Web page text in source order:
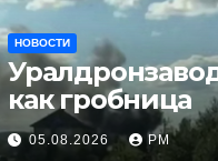
НОВОСТИ
как гробница
05.08.2026 РМ